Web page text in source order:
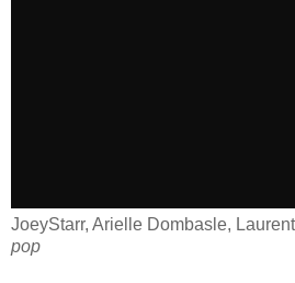
JoeyStarr, Arielle Dombasle,
pop